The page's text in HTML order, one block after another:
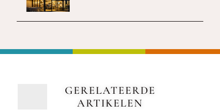
GERELATEERDE
ARTIKELEN